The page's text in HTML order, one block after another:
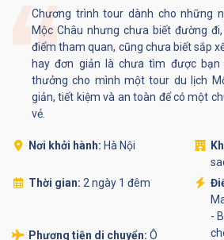
Chương trình tour dành cho những
Mộc Châu nhưng chưa biết đường
điểm tham quan, cũng chưa biết sắp
hay đơn giản là chưa tìm được bạn
thưởng cho mình một tour du lịch
giản, tiết kiệm và an toàn để có một
vẻ.
Nơi khởi hành: Hà Nội
Thời gian: 2 ngày 1 đêm
-
Phương tiện di chuyển: Ô